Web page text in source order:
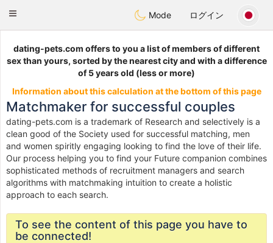
Animour
Toggle
Mode ログイン
dating-pets.com offers to you a list of members of different
sex than yours, sorted by the nearest city and with a difference
of 5 years old (less or more)
Information about this calculation at the bottom of this page
Matchmaker for successful couples
dating-pets.com is a trademark of Research and selectively is a
clean good of the Society used for successful matching, men
and women spiritly engaging looking to find the love of their life.
Our process helping you to find your Future companion combines
sophisticated methods of recruitment managers and search
algorithms with matchmaking intuition to create a holistic
approach to each search.
To see the content of this page you have to
be connected!